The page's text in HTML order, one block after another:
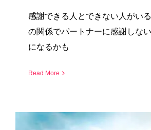
感謝できる人とできない人がい
の関係でパートナーに感謝しな
になるかも
Read More